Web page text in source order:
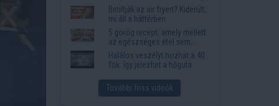
Betiltják az air fryert? Kiderült,
mi áll a háttérben
5 görög recept, amely mellett
az egészséges étel sem
tűnik lemondásnak
Halálos veszélyt hozhat a 40
fok: így jelezhet a hőguta
További friss videók